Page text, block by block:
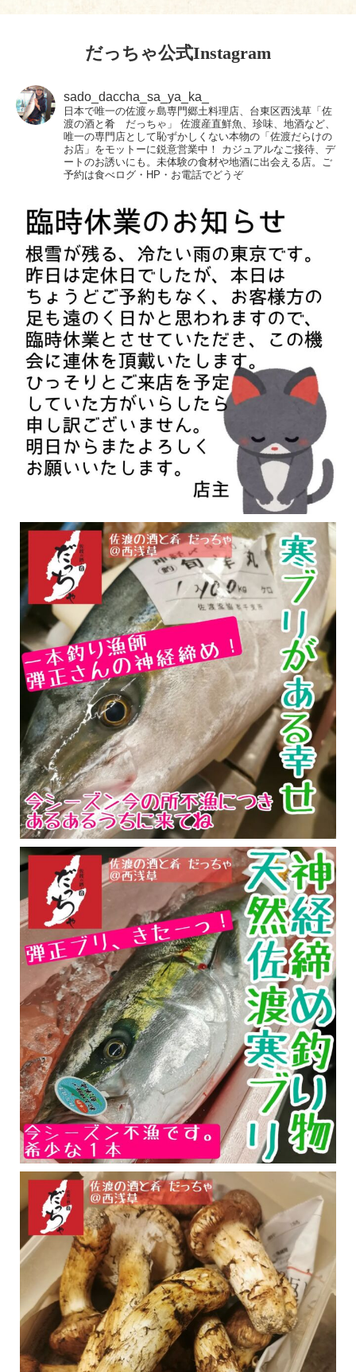
だっちゃ公式Instagram
sado_daccha_sa_ya_ka_
日本で唯一の佐渡ヶ島専門郷土料理店、台東区西浅草「佐
渡の酒と肴 だっちゃ」
佐渡産直鮮魚、珍味、地酒など、
唯一の専門店として恥ずかしくない本物の「佐渡だらけの
お店」をモットーに鋭意営業中！
カジュアルなご接待、デ
ートのお誘いにも。未体験の食材や地酒に出会える店。ご
予約は食べログ・HP・お電話でどうぞ